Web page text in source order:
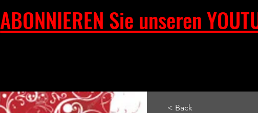
ABONNIEREN Sie unseren
< Back